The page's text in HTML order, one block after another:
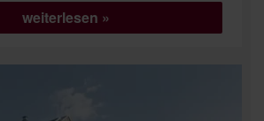
„Angenehm
kühl:
weiterlesen